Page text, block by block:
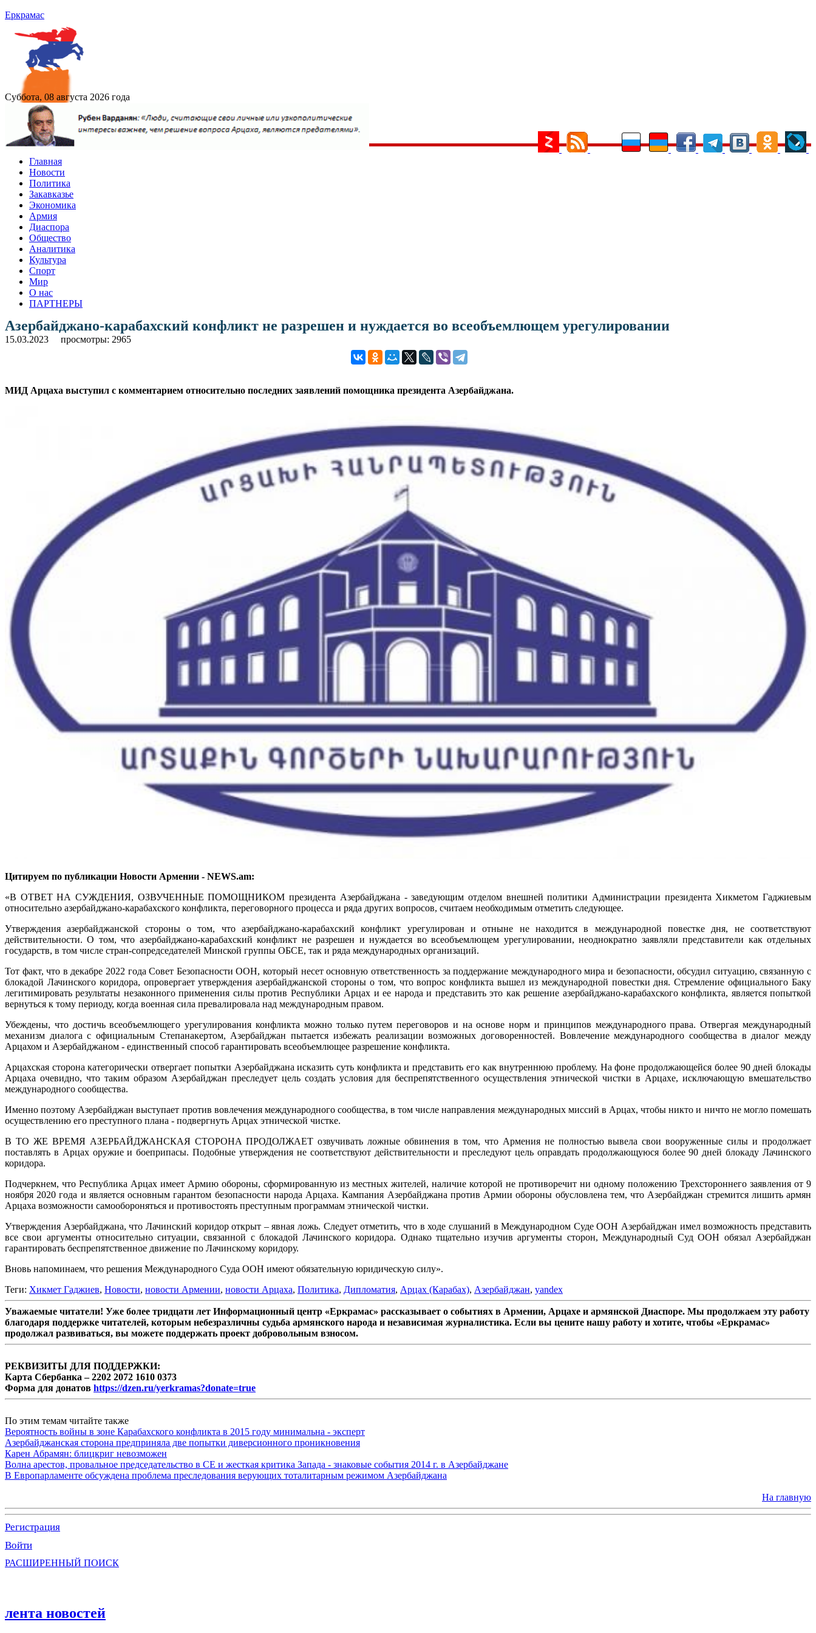
Еркрамас
Суббота, 08 августа 2026 года
Главная
Новости
Политика
Закавказье
Экономика
Армия
Диаспора
Общество
Аналитика
Культура
Спорт
Мир
О нас
ПАРТНЕРЫ
Азербайджано-карабахский конфликт не разрешен и нуждается во всеобъемлющем урегулировании
15.03.2023 просмотры: 2965
МИД Арцаха выступил с комментарием относительно последних заявлений помощника президента Азербайджана.
Цитируем по публикации Новости Армении - NEWS.am:
«В ОТВЕТ НА СУЖДЕНИЯ, ОЗВУЧЕННЫЕ ПОМОЩНИКОМ президента Азербайджана - заведующим отделом внешней политики Администрации президента Хикметом Гаджиевым
относительно азербайджано-карабахского конфликта, переговорного процесса и ряда других вопросов, считаем необходимым отметить следующее.
Утверждения азербайджанской стороны о том, что азербайджано-карабахский конфликт урегулирован и отныне не находится в международной повестке дня, не соответствуют
действительности. О том, что азербайджано-карабахский конфликт не разрешен и нуждается во всеобъемлющем урегулировании, неоднократно заявляли представители как отдельных
государств, в том числе стран-сопредседателей Минской группы ОБСЕ, так и ряда международных организаций.
Тот факт, что в декабре 2022 года Совет Безопасности ООН, который несет основную ответственность за поддержание международного мира и безопасности, обсудил ситуацию, связанную с
блокадой Лачинского коридора, опровергает утверждения азербайджанской стороны о том, что вопрос конфликта вышел из международной повестки дня. Стремление официального Баку
легитимировать результаты незаконного применения силы против Республики Арцах и ее народа и представить это как решение азербайджано-карабахского конфликта, является попыткой
вернуться к тому периоду, когда военная сила превалировала над международным правом.
Убеждены, что достичь всеобъемлющего урегулирования конфликта можно только путем переговоров и на основе норм и принципов международного права. Отвергая международный
механизм диалога с официальным Степанакертом, Азербайджан пытается избежать реализации возможных договоренностей. Вовлечение международного сообщества в диалог между
Арцахом и Азербайджаном - единственный способ гарантировать всеобъемлющее разрешение конфликта.
Арцахская сторона категорически отвергает попытки Азербайджана исказить суть конфликта и представить его как внутреннюю проблему. На фоне продолжающейся более 90 дней блокады
Арцаха очевидно, что таким образом Азербайджан преследует цель создать условия для беспрепятственного осуществления этнической чистки в Арцахе, исключающую вмешательство
международного сообщества.
Именно поэтому Азербайджан выступает против вовлечения международного сообщества, в том числе направления международных миссий в Арцах, чтобы никто и ничто не могло помешать
осуществлению его преступного плана - подвергнуть Арцах этнической чистке.
В ТО ЖЕ ВРЕМЯ АЗЕРБАЙДЖАНСКАЯ СТОРОНА ПРОДОЛЖАЕТ озвучивать ложные обвинения в том, что Армения не полностью вывела свои вооруженные силы и продолжает
поставлять в Арцах оружие и боеприпасы. Подобные утверждения не соответствуют действительности и преследуют цель оправдать продолжающуюся более 90 дней блокаду Лачинского
коридора.
Подчеркнем, что Республика Арцах имеет Армию обороны, сформированную из местных жителей, наличие которой не противоречит ни одному положению Трехстороннего заявления от 9
ноября 2020 года и является основным гарантом безопасности народа Арцаха. Кампания Азербайджана против Армии обороны обусловлена тем, что Азербайджан стремится лишить армян
Арцаха возможности самообороняться и противостоять преступным программам этнической чистки.
Утверждения Азербайджана, что Лачинский коридор открыт – явная ложь. Следует отметить, что в ходе слушаний в Международном Суде ООН Азербайджан имел возможность представить
все свои аргументы относительно ситуации, связанной с блокадой Лачинского коридора. Однако тщательно изучив аргументы сторон, Международный Суд ООН обязал Азербайджан
гарантировать беспрепятственное движение по Лачинскому коридору.
Вновь напоминаем, что решения Международного Суда ООН имеют обязательную юридическую силу».
Теги: Хикмет Гаджиев, Новости, новости Армении, новости Арцаха, Политика, Дипломатия, Арцах (Карабах), Азербайджан, yandex
Уважаемые читатели! Уже более тридцати лет Информационный центр «Еркрамас» рассказывает о событиях в Армении, Арцахе и армянской Диаспоре. Мы продолжаем эту работу
благодаря поддержке читателей, которым небезразличны судьба армянского народа и независимая журналистика. Если вы цените нашу работу и хотите, чтобы «Еркрамас»
продолжал развиваться, вы можете поддержать проект добровольным взносом.
РЕКВИЗИТЫ ДЛЯ ПОДДЕРЖКИ:
Карта Сбербанка – 2202 2072 1610 0373
Форма для донатов https://dzen.ru/yerkramas?donate=true
По этим темам читайте также
Вероятность войны в зоне Карабахского конфликта в 2015 году минимальна - эксперт
Азербайджанская сторона предприняла две попытки диверсионного проникновения
Карен Абрамян: блицкриг невозможен
Волна арестов, провальное председательство в СЕ и жесткая критика Запада - знаковые события 2014 г. в Азербайджане
В Европарламенте обсуждена проблема преследования верующих тоталитарным режимом Азербайджана
На главную
Регистрация
Войти
РАСШИРЕННЫЙ ПОИСК
лента новостей